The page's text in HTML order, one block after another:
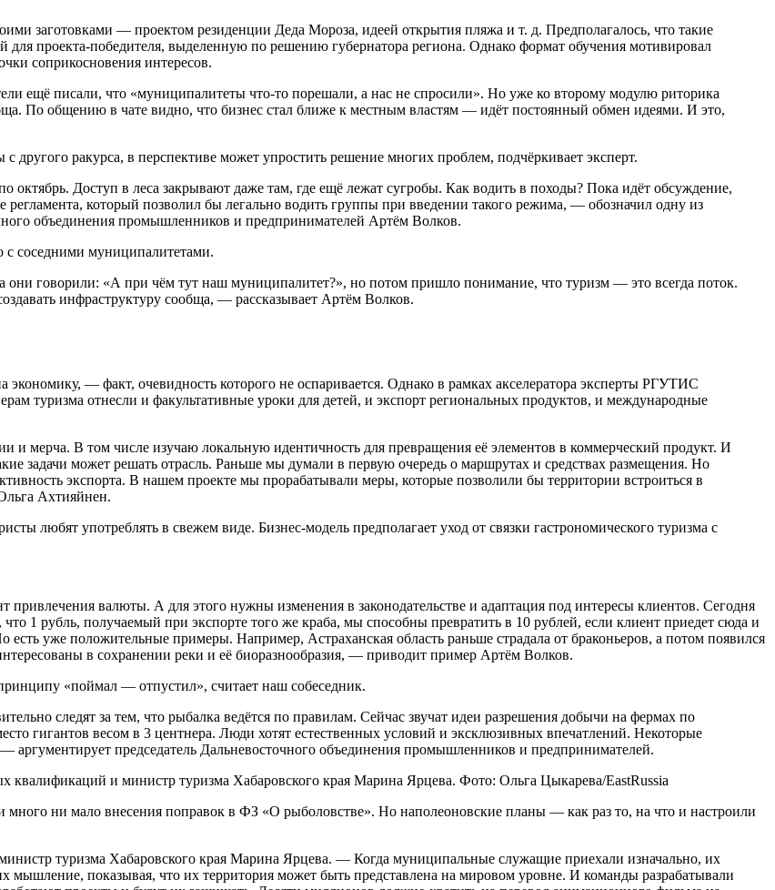
заготовками — проектом резиденции Деда Мороза, идеей открытия пляжа и т. д. Предполагалось, что такие
проекта-победителя, выделенную по решению губернатора региона. Однако формат обучения мотивировал
соприкосновения интересов.
ещё писали, что «муниципалитеты что-то порешали, а нас не спросили». Но уже ко второму модулю риторика
По общению в чате видно, что бизнес стал ближе к местным властям — идёт постоянный обмен идеями. И это,
другого ракурса, в перспективе может упростить решение многих проблем, подчёркивает эксперт.
Доступ в леса закрывают даже там, где ещё лежат сугробы. Как водить в походы? Пока идёт обсуждение,
регламента, который позволил бы легально водить группы при введении такого режима, — обозначил одну из
объединения промышленников и предпринимателей Артём Волков.
с соседними муниципалитетами.
они говорили: «А при чём тут наш муниципалитет?», но потом пришло понимание, что туризм — это всегда поток.
инфраструктуру сообща, — рассказывает Артём Волков.
— факт, очевидность которого не оспаривается. Однако в рамках акселератора эксперты РГУТИС
туризма отнесли и факультативные уроки для детей, и экспорт региональных продуктов, и международные
мерча. В том числе изучаю локальную идентичность для превращения её элементов в коммерческий продукт. И
задачи может решать отрасль. Раньше мы думали в первую очередь о маршрутах и средствах размещения. Но
экспорта. В нашем проекте мы прорабатывали меры, которые позволили бы территории встроиться в
Ахтияйнен.
любят употреблять в свежем виде. Бизнес-модель предполагает уход от связки гастрономического туризма с
валюты. А для этого нужны изменения в законодательстве и адаптация под интересы клиентов. Сегодня
1 рубль, получаемый при экспорте того же краба, мы способны превратить в 10 рублей, если клиент приедет сюда и
уже положительные примеры. Например, Астраханская область раньше страдала от браконьеров, а потом появился
в сохранении реки и её биоразнообразия, — приводит пример Артём Волков.
«поймал — отпустил», считает наш собеседник.
следят за тем, что рыбалка ведётся по правилам. Сейчас звучат идеи разрешения добычи на фермах по
гигантов весом в 3 центнера. Люди хотят естественных условий и эксклюзивных впечатлений. Некоторые
аргументирует председатель Дальневосточного объединения промышленников и предпринимателей.
квалификаций и министр туризма Хабаровского края Марина Ярцева. Фото: Ольга Цыкарева/EastRussia
много ни мало внесения поправок в ФЗ «О рыболовстве». Но наполеоновские планы — как раз то, на что и настроили
туризма Хабаровского края Марина Ярцева. — Когда муниципальные служащие приехали изначально, их
показывая, что их территория может быть представлена на мировом уровне. И команды разрабатывали